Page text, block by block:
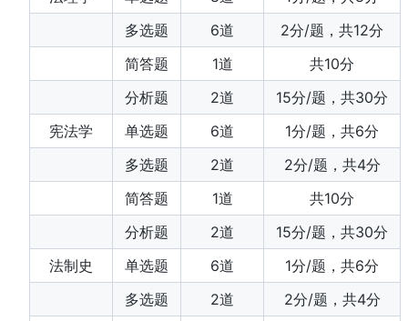
多选题
6道
2分/题，共12分
简答题
1道
共10分
分析题
2道
15分/题，共30分
宪法学
单选题 6道
1分/题，共6分
多选题
2道
2分/题，共4分
简答题
1道
共10分
分析题
2道
15分/题，共30分
法制史
单选题 6道
1分/题，共6分
多选题
2道
2分/题，共4分